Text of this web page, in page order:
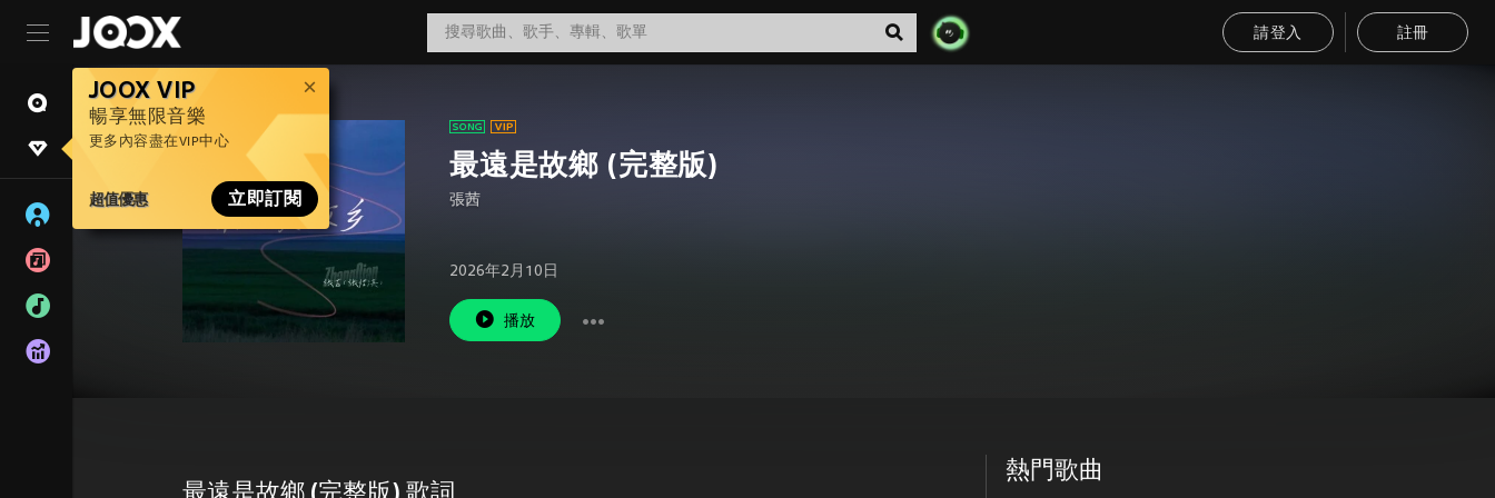
請登入 註冊
JOOX VIP
暢享無限音樂
更多內容盡在VIP中心
超值優惠 立即訂閱
最遠是故鄉 (完整版)
張茜
2026年2月10日
播放
熱門歌曲